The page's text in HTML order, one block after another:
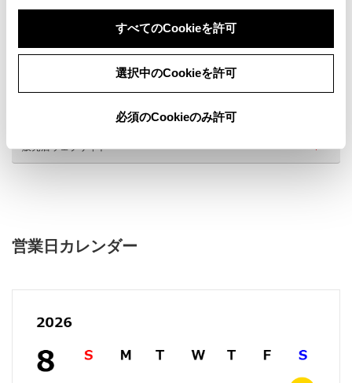
すべてのCookieを許可
選択中のCookieを許可
必須のCookieのみ許可
車検・整備・メンテナンス取
扱店
販売店ウェブサイト
営業日カレンダー